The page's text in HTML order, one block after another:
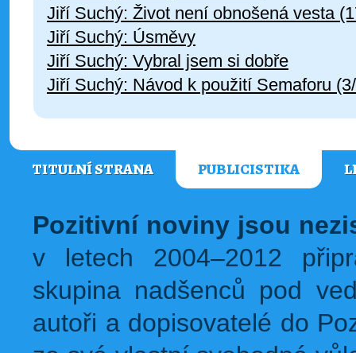
Jiří Suchý: Život není obnošená vesta
Jiří Suchý: Úsměvy
Jiří Suchý: Vybral jsem si dobře
Jiří Suchý: Návod k použití Semaforu
TITULNÍ STRANA PUBLICISTIKA
Pozitivní noviny jsou
v letech 2004–2012
skupina nadšenců pod
autoři a dopisovatelé do